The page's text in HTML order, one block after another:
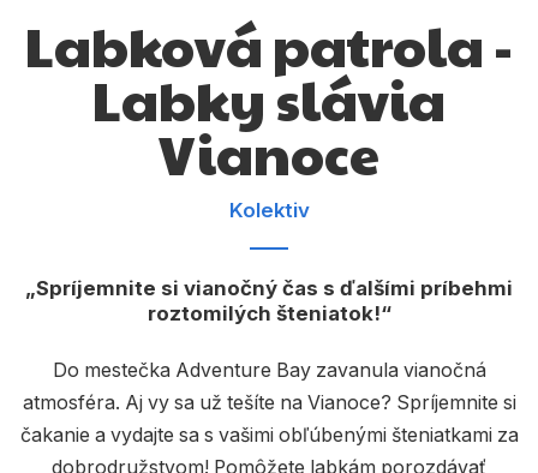
Dárkové publikace
Dárkové zboží
Komiks
Kuchařky
Počítače
Labková patrola -
Labky slávia
Vianoce
Kolektiv
Spríjemnite si vianočný čas s ďalšími príbehmi
roztomilých šteniatok!
Do mestečka Adventure Bay zavanula vianočná
atmosféra. Aj vy sa už tešíte na Vianoce? Spríjemnite si
čakanie a vydajte sa s vašimi obľúbenými šteniatkami za
dobrodružstvom! Pomôžete labkám porozdávať